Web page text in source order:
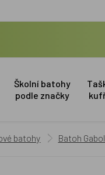
Školní batohy
podle značky
batohy Batoh